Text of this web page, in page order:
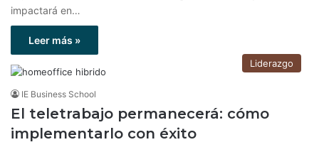
impactará en…
Leer más »
Liderazgo
IE Business School
El teletrabajo permanecerá: cómo
implementarlo con éxito